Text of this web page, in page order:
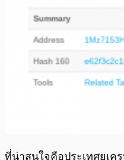
ที่น่าสนใจคือประเทศยูเค